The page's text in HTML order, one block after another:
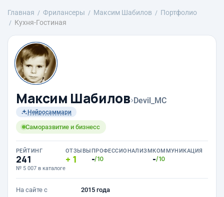
Главная Фрилансеры Максим Шабилов
Портфолио
Кухня-Гостиная
Максим Шабилов›Devil_MC
Нейросаммари
Саморазвитие и бизнесс
РЕЙТИНГ
241
№ 5 007 в каталоге
ОТЗЫВЫ
1
ПРОФЕССИОНАЛИЗМ
-/10
КОММУНИКАЦИЯ
-/10
На сайте с
2015 года